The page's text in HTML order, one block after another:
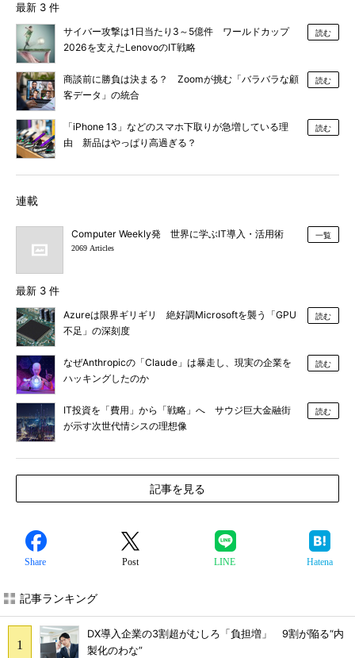
最新 3 件
サイバー攻撃は1日当たり3～5億件 ワールドカップ
2026を支えたLenovoのIT戦略
読む
商談前に勝負は決まる？ Zoomが挑む「バラバラな顧
客データ」の統合
読む
「iPhone 13」などのスマホ下取りが急増している理
由 新品はやっぱり高過ぎる？
読む
連載
Computer Weekly発 世界に学ぶIT導入・活用術
2069 Articles
一覧
最新 3 件
Azureは限界ギリギリ 絶好調Microsoftを襲う「GPU
不足」の深刻度
読む
なぜAnthropicの「Claude」は暴走し、現実の企業を
ハッキングしたのか
読む
IT投資を「費用」から「戦略」へ サウジ巨大金融街
が示す次世代情シスの理想像
読む
記事を見る
Share Post LINE Hatena
記事ランキング
DX導入企業の3割超がむしろ「負担増」 9割が陥る“内
製化のわな”